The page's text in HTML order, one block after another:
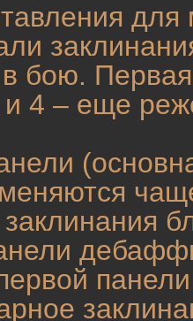
для
бою.
и 4 – еще